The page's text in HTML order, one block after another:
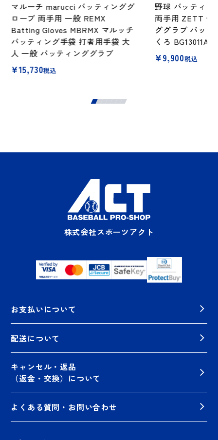
マルーチ marucci バッティンググ
ローブ 両手用 一般 REMX
Batting Gloves MBRMX マルッチ
バッティング手袋 打者用手袋 大
人 一般 バッティンググラブ
¥15,730税込
野球 バッティン
両手用 ZETT ゼ
ググラブ バッ
くろ
¥9,900税込
株式会社スポーツアクト
お支払いについて
配送について
キャンセル・返品
（返金・交換）について
よくある質問・お問い合わせ